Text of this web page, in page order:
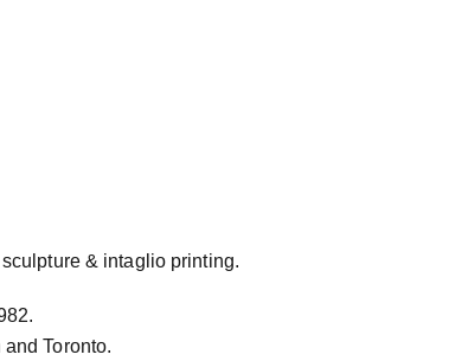
& intaglio printing.
Toronto.